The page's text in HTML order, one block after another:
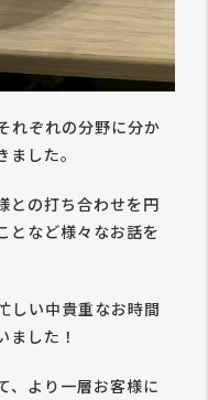
れぞれの分野に分か
した。
との打ち合わせを円
となど様々なお話を
しい中貴重なお時間
ました！
、より一層お客様に